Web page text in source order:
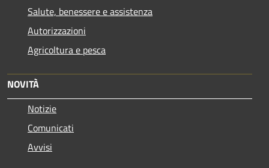
Salute, benessere e assistenza
Autorizzazioni
Agricoltura e pesca
NOVITÀ
Notizie
Comunicati
Avvisi